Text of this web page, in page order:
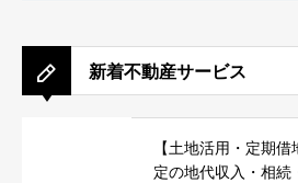
新着不動産サービス
【土地活用・定期
定の地代収入・相続